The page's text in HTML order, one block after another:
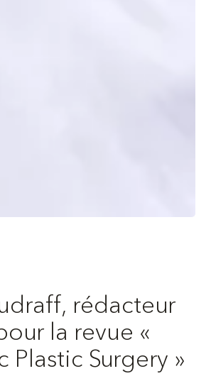
rédacteur
la revue «
Plastic Surgery »